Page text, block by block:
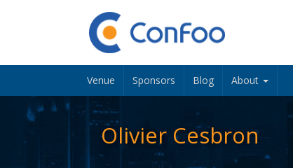
Venue Sponsors Blog About
Olivier Cesbron